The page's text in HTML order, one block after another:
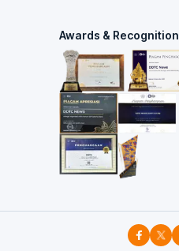
Awards & Recognition